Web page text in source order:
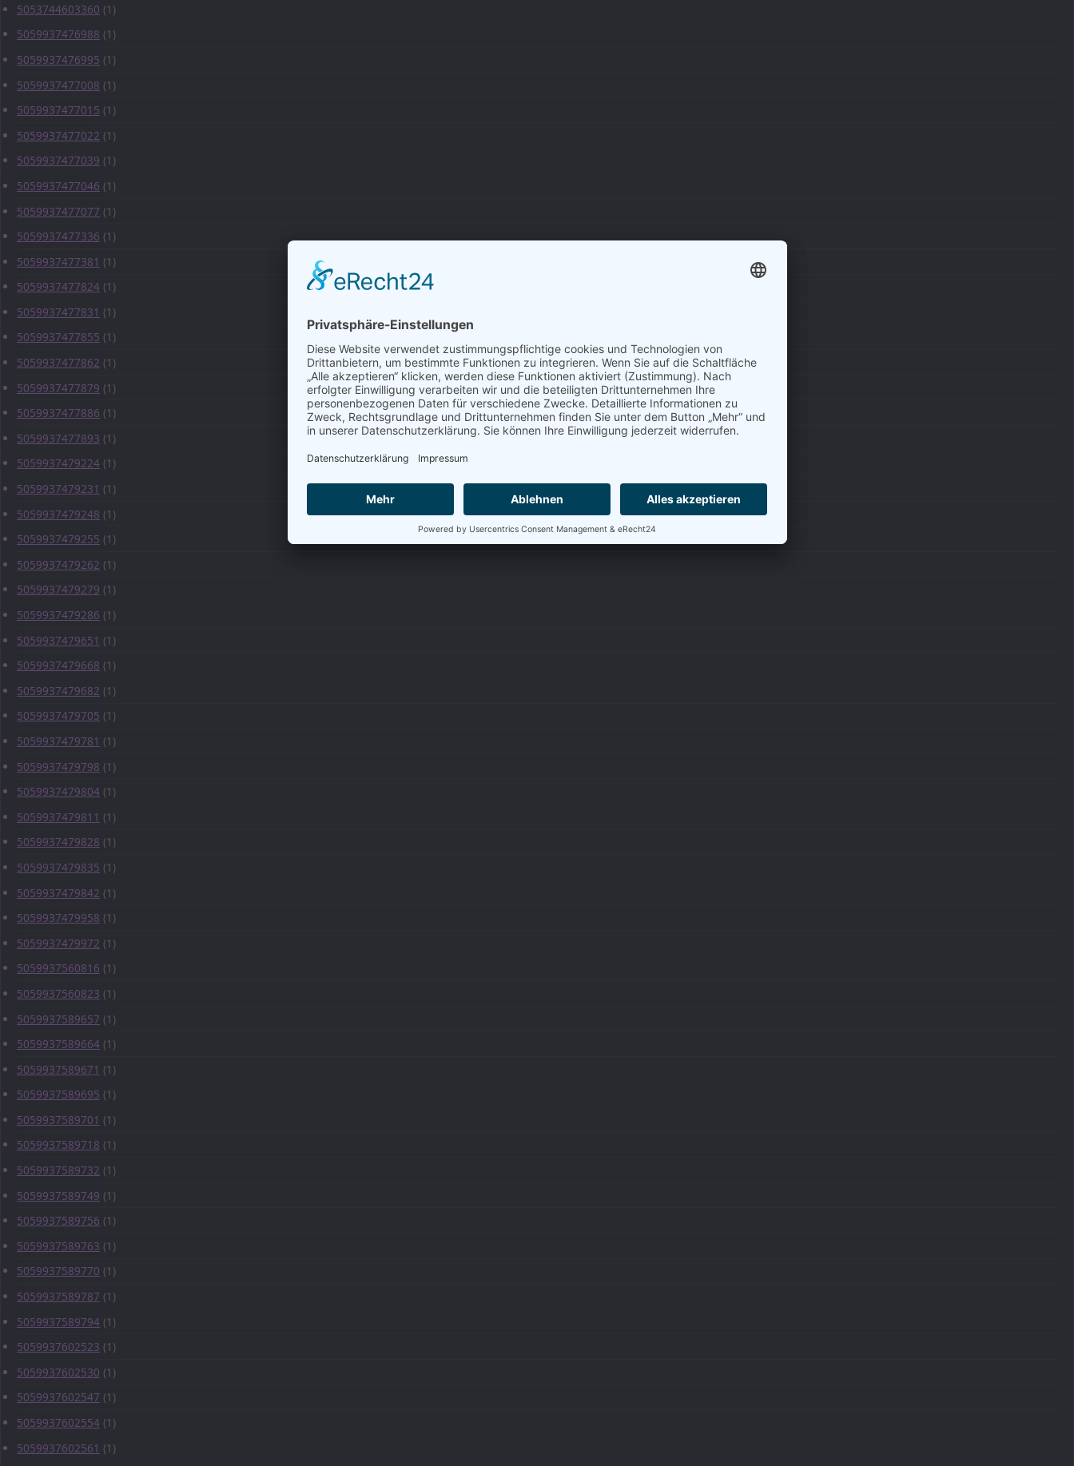
5053744603360 (1)
5059937476988 (1)
5059937476995 (1)
5059937477008 (1)
5059937477015 (1)
5059937477022 (1)
5059937477039 (1)
5059937477046 (1)
5059937477077 (1)
5059937477336 (1)
5059937477381 (1)
5059937477824 (1)
5059937477831 (1)
5059937477855 (1)
5059937477862 (1)
5059937477879 (1)
5059937477886 (1)
5059937477893 (1)
5059937479224 (1)
5059937479231 (1)
5059937479248 (1)
5059937479255 (1)
5059937479262 (1)
5059937479279 (1)
5059937479286 (1)
5059937479651 (1)
5059937479668 (1)
5059937479682 (1)
5059937479705 (1)
5059937479781 (1)
5059937479798 (1)
5059937479804 (1)
5059937479811 (1)
5059937479828 (1)
5059937479835 (1)
5059937479842 (1)
5059937479958 (1)
5059937479972 (1)
5059937560816 (1)
5059937560823 (1)
5059937589657 (1)
5059937589664 (1)
5059937589671 (1)
5059937589695 (1)
5059937589701 (1)
5059937589718 (1)
5059937589732 (1)
5059937589749 (1)
5059937589756 (1)
5059937589763 (1)
5059937589770 (1)
5059937589787 (1)
5059937589794 (1)
5059937602523 (1)
5059937602530 (1)
5059937602547 (1)
5059937602554 (1)
5059937602561 (1)